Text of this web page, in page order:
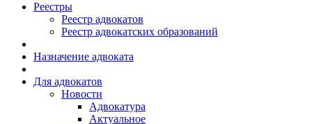
Реестры
Реестр адвокатов
Реестр адвокатских образований
Назначение адвоката
Для адвокатов
Новости
Адвокатура
Актуальное